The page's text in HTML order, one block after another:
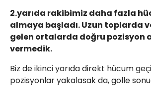
2.yarıda rakibimiz daha fazla
almaya başladı. Uzun toplarda
gelen ortalarda doğru pozisyon
vermedik.
Biz de ikinci yarıda direkt hücum
pozisyonlar yakalasak da, golle